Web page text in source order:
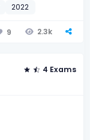
2022
9 2.3k
4 Exams